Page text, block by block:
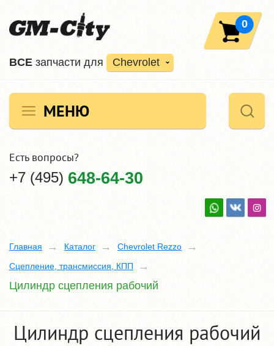
ВCE запчасти для Chevrolet
0
МЕНЮ
Есть вопросы?
+7 (495) 648-64-30
Главная Каталог
Chevrolet Rezzo
Сцепление, трансмиссия, КПП
Цилиндр сцепления рабочий
Цилиндр сцепления рабочий